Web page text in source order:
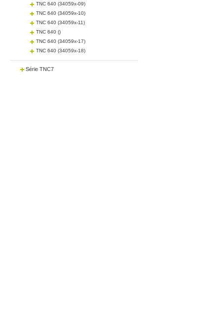
TNC 640 (34059x-09)
TNC 640 (34059x-10)
TNC 640 (34059x-11)
TNC 640 ()
TNC 640 (34059x-17)
TNC 640 (34059x-18)
Série TNC7